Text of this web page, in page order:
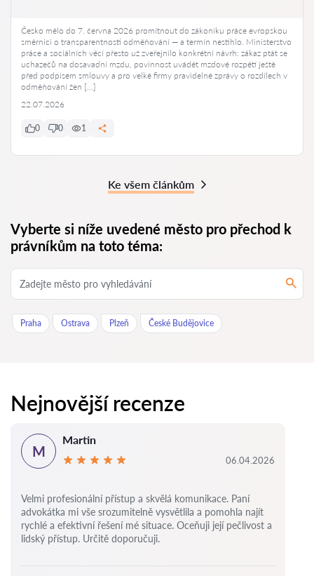
Česko mělo do 7. června 2026 promítnout do zákoníku práce evropskou
směrnici o transparentnosti odměňování — a termín nestihlo. Ministerstvo
práce a sociálních věcí přesto už zveřejnilo konkrétní návrh: zákaz ptát se
uchazečů na dosavadní mzdu, povinnost uvádět mzdové rozpětí ještě
před podpisem smlouvy a pro velké firmy pravidelné zprávy o rozdílech v
odměňování žen […]
22.07.2026
0 0 1
Ke všem článkům
Vyberte si níže uvedené město pro přechod k
právníkům na toto téma:
Praha Ostrava Plzeň České Budějovice
Nejnovější recenze
M
Martin
06.04.2026
Velmi profesionální přístup a skvělá komunikace. Paní
advokátka mi vše srozumitelně vysvětlila a pomohla najít
rychlé a efektivní řešení mé situace. Oceňuji její pečlivost a
lidský přístup. Určitě doporučuji.